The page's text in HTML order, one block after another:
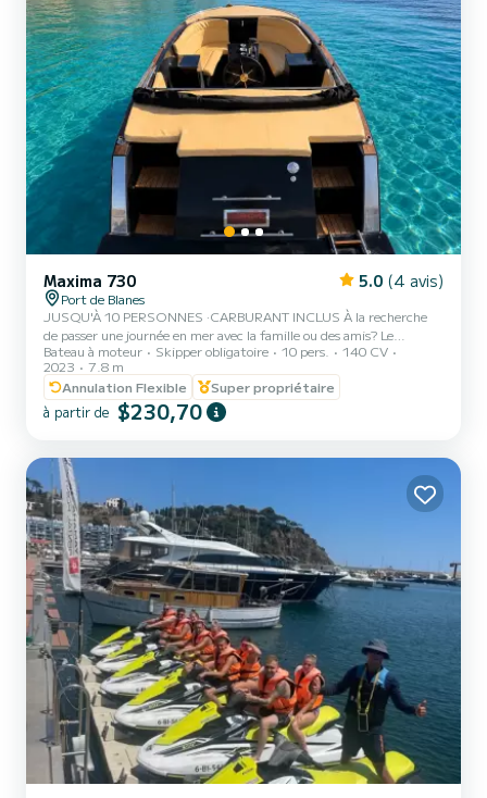
Maxima 730 5.0 (4 avis)
Port de Blanes
JUSQU'À 10 PERSONNES · CARBURANT INCLUS À la recherche
de passer une journée en mer avec la famille ou des amis? Le
Maxima 730 est l'une des meilleures options en termes de rapport
qualité-prix pour les groupes allant jusqu'à 10 personnes sur la
Costa Brava. Son grand avantage n'est pas la vitesse ni les longs
trajets. Sa philosophie est très différente : naviguer tranquillement
le long de la côte, découvrir des criques spectaculaires, jeter l'ancre,
Bateau à moteur Skipper obligatoire 10 pers.
140 CV
2023
7.8 m
Annulation Flexible
Super propriétaire
à partir de $230,70